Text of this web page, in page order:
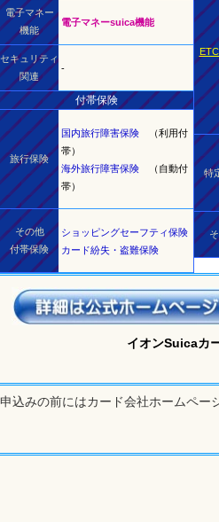
電子マネー
機能
電子マネーsuica機能
セキュリティ
関連
-
付帯保険
旅行保険
国内旅行障害保険 （利用付
帯）
海外旅行障害保険 （自動付
帯）
その他
付帯保険
ショッピングセーフティ保険
カード紛失・盗難保険
特
イオンSuica
申込みの前にはカード会社ホームペー